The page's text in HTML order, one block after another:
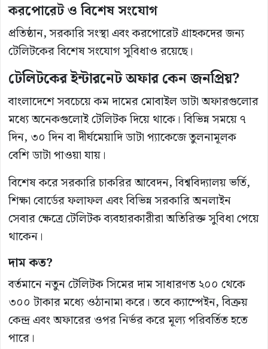
করপোরেট ও বিশেষ সংযোগ
প্রতিষ্ঠান, সরকারি সংস্থা এবং করপোরেট গ্রাহকদের জন্য
টেলিটকের বিশেষ সংযোগ সুবিধাও রয়েছে।
টেলিটকের ইন্টারনেট অফার কেন জনপ্রিয়?
বাংলাদেশে সবচেয়ে কম দামের মোবাইল ডাটা অফারগুলোর
মধ্যে অনেকগুলোই টেলিটক দিয়ে থাকে। বিভিন্ন সময়ে ৭
দিন, ৩০ দিন বা দীর্ঘমেয়াদি ডাটা প্যাকেজে তুলনামূলক
বেশি ডাটা পাওয়া যায়।
বিশেষ করে সরকারি চাকরির আবেদন, বিশ্ববিদ্যালয় ভর্তি,
শিক্ষা বোর্ডের ফলাফল এবং বিভিন্ন সরকারি অনলাইন
সেবার ক্ষেত্রে টেলিটক ব্যবহারকারীরা অতিরিক্ত সুবিধা পেয়ে
থাকেন।
দাম কত?
বর্তমানে নতুন টেলিটক সিমের দাম সাধারণত ২০০ থেকে
৩০০ টাকার মধ্যে ওঠানামা করে। তবে ক্যাম্পেইন, বিক্রয়
কেন্দ্র এবং অফারের ওপর নির্ভর করে মূল্য পরিবর্তিত হতে
পারে।